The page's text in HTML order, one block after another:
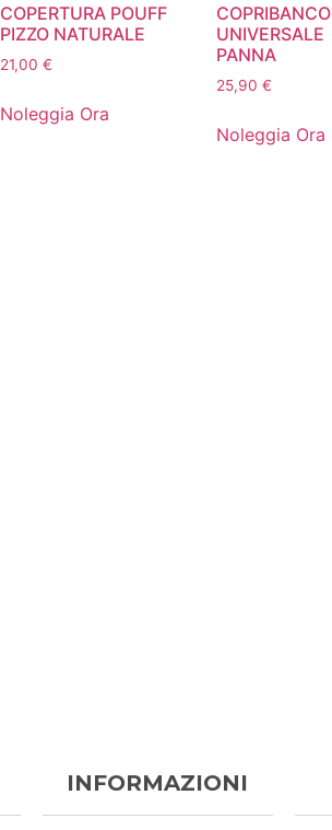
COPERTURA POUFF
PIZZO NATURALE
21,00€
Noleggia Ora
COPRIBANCO
UNIVERSALE
PANNA
25,90 €
Noleggia Ora
INFORMAZIONI